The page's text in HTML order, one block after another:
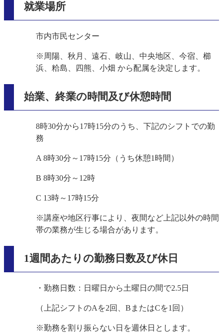
就業場所
市内市民センター
※周陽、秋月、遠石、岐山、中央地区、今宿、櫛
浜、粭島、四熊、小畑 から配属を決定します。
始業、終業の時間及び休憩時間
8時30分から17時15分のうち、下記のシフトでの勤
務
A 8時30分～17時15分（うち休憩1時間）
B 8時30分～12時
C 13時～17時15分
※講座や地区行事により、夜間など上記以外の時間
帯の業務が生じる場合があります。
1週間あたりの勤務日数及び休日
・勤務日数：日曜日から土曜日の間で2.5日
（上記シフトのAを2回、BまたはCを1回）
※勤務を割り振らない日を週休日とします。